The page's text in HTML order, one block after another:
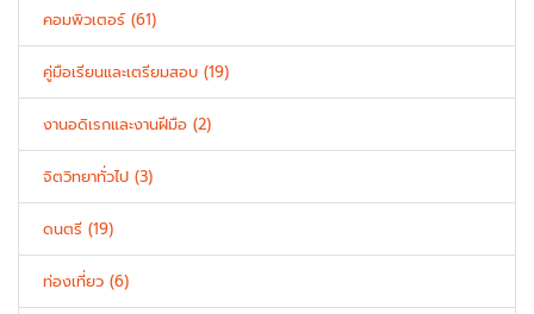
คอมพิวเตอร์ (61)
คู่มือเรียนและเตรียมสอบ (19)
งานอดิเรกและงานฝีมือ (2)
จิตวิทยาทั่วไป (3)
ดนตรี (19)
ท่องเที่ยว (6)